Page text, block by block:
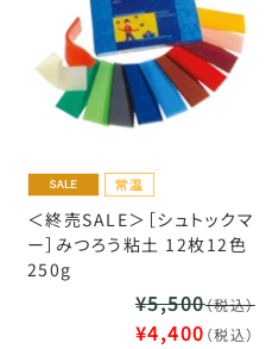
＜終売SALE＞［シュトックマ
ー］みつろう粘土 12枚12色
250g
¥5,500（税込）
¥4,400 （税込）